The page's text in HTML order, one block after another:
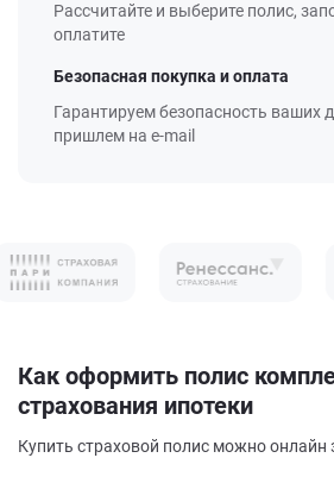
Рассчитайте и выберите полис,
оплатите
Безопасная покупка и оплата
Гарантируем безопасность ваших
пришлем на e-mail
Как оформить полис
страхования ипотеки
Купить страховой полис можно онлайн